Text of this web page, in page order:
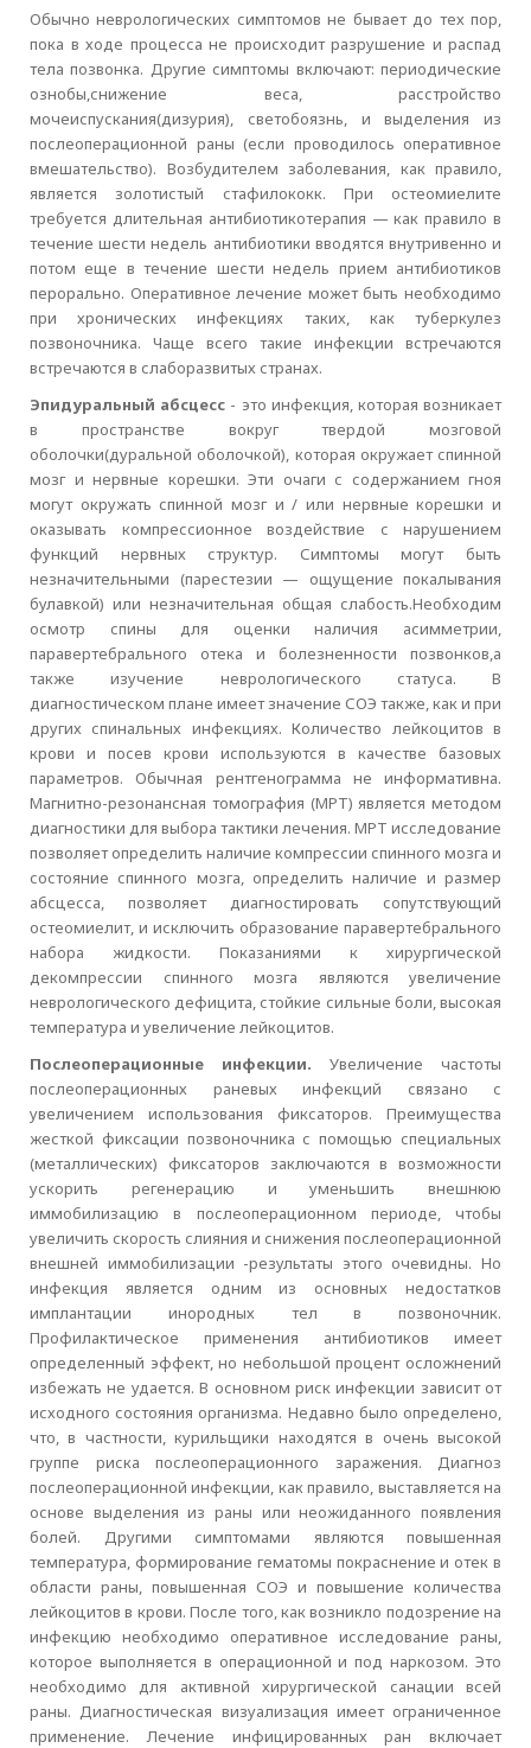
Обычно неврологических симптомов не бывает до тех пор,
пока в ходе процесса не происходит разрушение и распад
тела позвонка. Другие симптомы включают: периодические
ознобы,снижение веса, расстройство
мочеиспускания(дизурия), светобоязнь, и выделения из
послеоперационной раны (если проводилось оперативное
вмешательство). Возбудителем заболевания, как правило,
является золотистый стафилококк. При остеомиелите
требуется длительная антибиотикотерапия — как правило в
течение шести недель антибиотики вводятся внутривенно и
потом еще в течение шести недель прием антибиотиков
перорально. Оперативное лечение может быть необходимо
при хронических инфекциях таких, как туберкулез
позвоночника. Чаще всего такие инфекции встречаются
встречаются в слаборазвитых странах.
Эпидуральный абсцесс - это инфекция, которая возникает
в пространстве вокруг твердой мозговой
оболочки(дуральной оболочкой), которая окружает спинной
мозг и нервные корешки. Эти очаги с содержанием гноя
могут окружать спинной мозг и / или нервные корешки и
оказывать компрессионное воздействие с нарушением
функций нервных структур. Симптомы могут быть
незначительными (парестезии — ощущение покалывания
булавкой) или незначительная общая слабость.Необходим
осмотр спины для оценки наличия асимметрии,
паравертебрального отека и болезненности позвонков,а
также изучение неврологического статуса. В
диагностическом плане имеет значение СОЭ также, как и при
других спинальных инфекциях. Количество лейкоцитов в
крови и посев крови используются в качестве базовых
параметров. Обычная рентгенограмма не информативна.
Магнитно-резонансная томография (МРТ) является методом
диагностики для выбора тактики лечения. МРТ исследование
позволяет определить наличие компрессии спинного мозга и
состояние спинного мозга, определить наличие и размер
абсцесса, позволяет диагностировать сопутствующий
остеомиелит, и исключить образование паравертебрального
набора жидкости. Показаниями к хирургической
декомпрессии спинного мозга являются увеличение
неврологического дефицита, стойкие сильные боли, высокая
температура и увеличение лейкоцитов.
Послеоперационные инфекции. Увеличение частоты
послеоперационных раневых инфекций связано с
увеличением использования фиксаторов. Преимущества
жесткой фиксации позвоночника с помощью специальных
(металлических) фиксаторов заключаются в возможности
ускорить регенерацию и уменьшить внешнюю
иммобилизацию в послеоперационном периоде, чтобы
увеличить скорость слияния и снижения послеоперационной
внешней иммобилизации -результаты этого очевидны. Но
инфекция является одним из основных недостатков
имплантации инородных тел в позвоночник.
Профилактическое применения антибиотиков имеет
определенный эффект, но небольшой процент осложнений
избежать не удается. В основном риск инфекции зависит от
исходного состояния организма. Недавно было определено,
что, в частности, курильщики находятся в очень высокой
группе риска послеоперационного заражения. Диагноз
послеоперационной инфекции, как правило, выставляется на
основе выделения из раны или неожиданного появления
болей. Другими симптомами являются повышенная
температура, формирование гематомы покраснение и отек в
области раны, повышенная СОЭ и повышение количества
лейкоцитов в крови. После того, как возникло подозрение на
инфекцию необходимо оперативное исследование раны,
которое выполняется в операционной и под наркозом. Это
необходимо для активной хирургической санации всей
раны. Диагностическая визуализация имеет ограниченное
применение. Лечение инфицированных ран включает